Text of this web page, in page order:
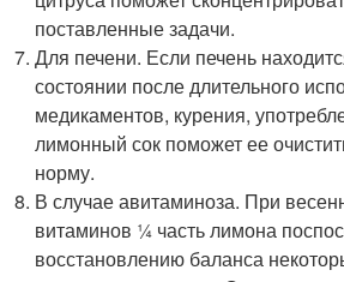
поставленные задачи.
Для печени. Если печень
состоянии после длительного
медикаментов, курения,
лимонный сок поможет ее
норму.
В случае авитаминоза. При
витаминов 1⁄4 часть лимона
восстановлению баланса